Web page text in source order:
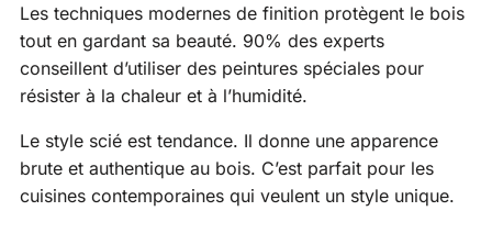
Les techniques modernes de finition protègent le bois
tout en gardant sa beauté. 90% des experts
conseillent d’utiliser des peintures spéciales pour
résister à la chaleur et à l’humidité.
Le style scié est tendance. Il donne une apparence
brute et authentique au bois. C’est parfait pour les
cuisines contemporaines qui veulent un style unique.